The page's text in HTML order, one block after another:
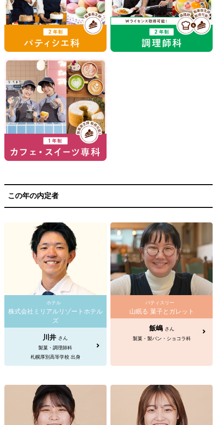
この年の内定者
ホテル
株式会社ミリアルリゾートホテル
ズ
川井 さん
製菓・調理師科
札幌厚別高等学校 出身
パティスリー
山眠る 菓子とガレット
飯嶋 さん
製菓・製パン・ショコラ科